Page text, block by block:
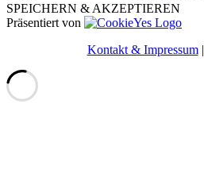
SPEICHERN & AKZEPTIEREN
Präsentiert von
Kontakt & Impressum|